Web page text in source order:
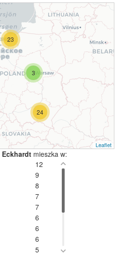
3
24
23
Leaflet
Eckhardt mieszka w:
12
9
8
7
7
6
6
6
5